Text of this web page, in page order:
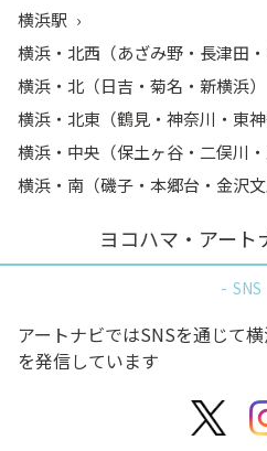
横浜駅
横浜・北西（あざみ野・長津田・
横浜・北（日吉・菊名・新横浜）
横浜・北東（鶴見・神奈川・東神
横浜・中央（保土ヶ谷・二俣川・
横浜・南（磯子・本郷台・金沢文
ヨコハマ・アート
SNS
アートナビではSNSを通じて
を発信しています